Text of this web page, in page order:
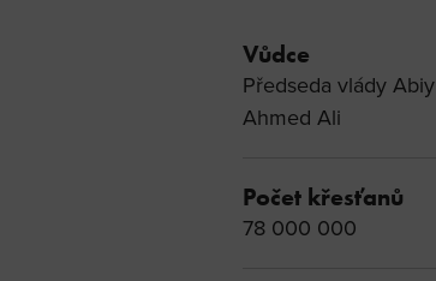
Vůdce
Předseda vlády Abiy
Ahmed Ali
Počet křesťanů
78 000 000